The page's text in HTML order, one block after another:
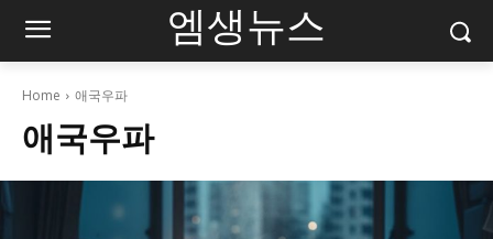
엠생뉴스
Home 애국우파
애국우파